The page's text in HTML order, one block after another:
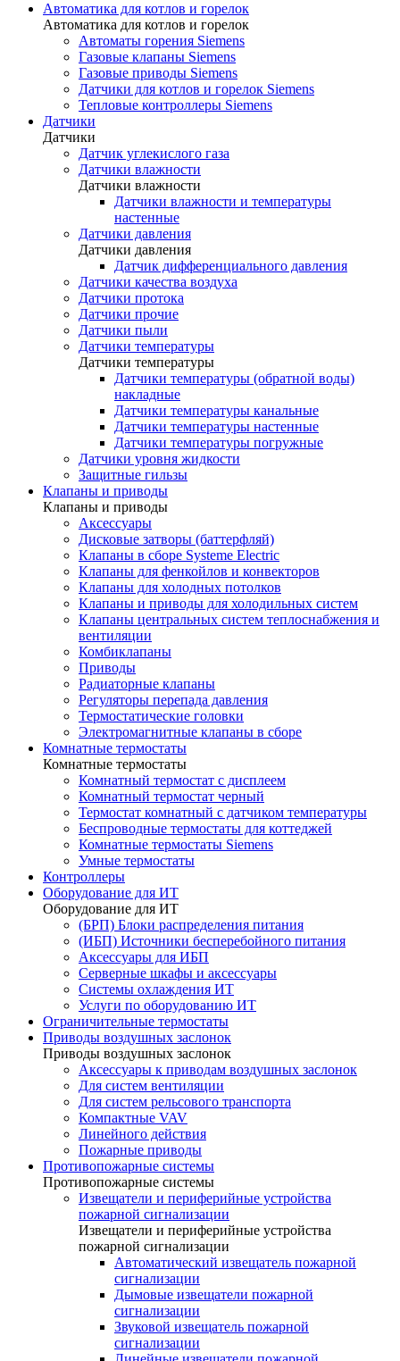
Автоматика для котлов и горелок
Автоматика для котлов и горелок
Автоматы горения Siemens
Газовые клапаны Siemens
Газовые приводы Siemens
Датчики для котлов и горелок Siemens
Тепловые контроллеры Siemens
Датчики
Датчики
Датчик углекислого газа
Датчики влажности
Датчики влажности
Датчики влажности и температуры
настенные
Датчики давления
Датчики давления
Датчик дифференциального давления
Датчики качества воздуха
Датчики протока
Датчики прочие
Датчики пыли
Датчики температуры
Датчики температуры
Датчики температуры (обратной воды)
накладные
Датчики температуры канальные
Датчики температуры настенные
Датчики температуры погружные
Датчики уровня жидкости
Защитные гильзы
Клапаны и приводы
Клапаны и приводы
Аксессуары
Дисковые затворы (баттерфляй)
Клапаны в сборе Systeme Electric
Клапаны для фенкойлов и конвекторов
Клапаны для холодных потолков
Клапаны и приводы для холодильных систем
Клапаны центральных систем теплоснабжения и
вентиляции
Комбиклапаны
Приводы
Радиаторные клапаны
Регуляторы перепада давления
Термостатические головки
Электромагнитные клапаны в сборе
Комнатные термостаты
Комнатные термостаты
Комнатный термостат с дисплеем
Комнатный термостат черный
Термостат комнатный с датчиком температуры
Беспроводные термостаты для коттеджей
Комнатные термостаты Siemens
Умные термостаты
Контроллеры
Оборудование для ИТ
Оборудование для ИТ
(БРП) Блоки распределения питания
(ИБП) Источники бесперебойного питания
Аксессуары для ИБП
Серверные шкафы и аксессуары
Системы охлаждения ИТ
Услуги по оборудованию ИТ
Ограничительные термостаты
Приводы воздушных заслонок
Приводы воздушных заслонок
Аксессуары к приводам воздушных заслонок
Для систем вентиляции
Для систем рельсового транспорта
Компактные VAV
Линейного действия
Пожарные приводы
Противопожарные системы
Противопожарные системы
Извещатели и периферийные устройства
пожарной сигнализации
Извещатели и периферийные устройства
пожарной сигнализации
Автоматический извещатель пожарной
сигнализации
Дымовые извещатели пожарной
сигнализации
Звуковой извещатель пожарной
сигнализации